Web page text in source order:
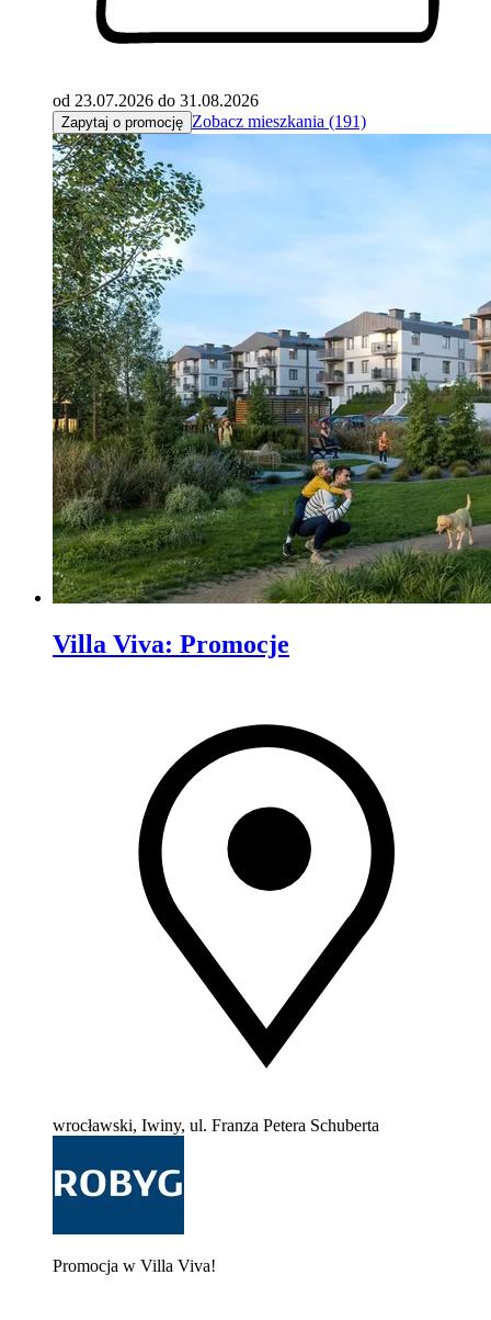
od 23.07.2026 do 31.08.2026
Zapytaj o promocję Zobacz mieszkania (191)
Villa Viva: Promocje
wrocławski, Iwiny, ul. Franza Petera Schuberta
Promocja w Villa Viva!